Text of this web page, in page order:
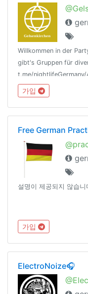
Willkommen in der
gibt's Gruppen für
t.me/nightlifeGermany/
Regeln:t.me/
Gruppe:https://t.me/
가입
Free German
설명이 제공되지 않습니
가입
ElectroNoize🎧